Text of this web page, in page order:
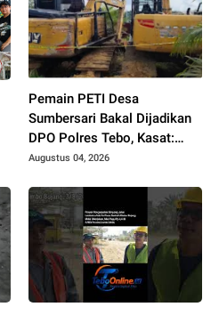
Pemain PETI Desa
Sumbersari Bakal Dijadikan
DPO Polres Tebo, Kasat:
Karena Tak Pernah Penuhi
Augustus 04, 2026